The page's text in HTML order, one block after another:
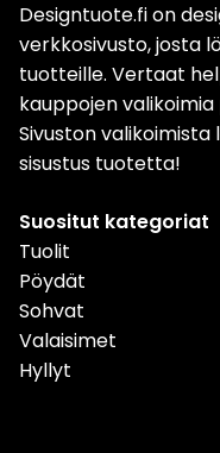
Designtuote.fi on
verkkosivusto, josta
tuotteille. Vertaat
kauppojen
Sivuston valikoimista
sisustus tuotetta!
Suositut kategoriat
Tuolit
Pöydät
Sohvat
Valaisimet
Hyllyt